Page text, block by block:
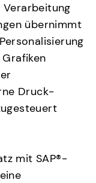
Verarbeitung
übernimmt
Druck-
mit SAP®-